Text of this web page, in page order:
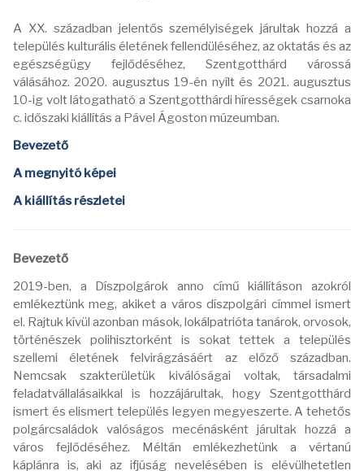
A XX. században jelentős személyiségek járultak hozzá a
település kulturális életének fellendüléséhez, az oktatás és az
egészségügy fejlődéséhez, Szentgotthárd várossá
válásához. 2020. augusztus 19-én nyílt és 2021. augusztus
10-ig volt látogatható a Szentgotthárdi hírességek csarnoka
c. időszaki kiállítás a Pável Ágoston múzeumban.
Bevezető
A megnyitó képei
A kiállítás részletei
Bevezető
2019-ben, a Díszpolgárok anno című kiállításon azokról
emlékeztünk meg, akiket a város díszpolgári címmel ismert
el. Rajtuk kívül azonban mások, lokálpatrióta tanárok, orvosok,
történészek polihisztorként is sokat tettek a település
szellemi életének felvirágzásáért az előző században.
Nemcsak szakterületük kiválóságai voltak, társadalmi
feladatvállalásaikkal is hozzájárultak, hogy Szentgotthárd
ismert és elismert település legyen megyeszerte. A tehetős
polgárcsaládok valóságos mecénásként járultak hozzá a
város fejlődéséhez. Méltán emlékezhetünk a vértanú
káplánra is, aki az ifjúság nevelésében is elévülhetetlen